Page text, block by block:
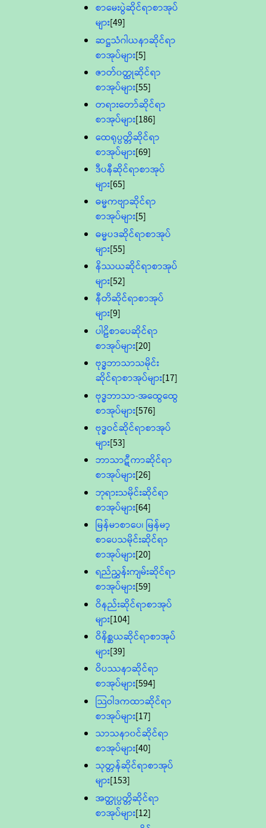
စာမေးပွဲဆိုင်ရာစာအုပ်
များ[49]
ဆဋ္ဌသံဂါယနာဆိုင်ရာ
စာအုပ်များ[5]
ဇာတ်၀တ္ထုဆိုင်ရာ
စာအုပ်များ[55]
တရားတော်ဆိုင်ရာ
စာအုပ်များ[186]
ထေရုပ္ပတ္တိဆိုင်ရာ
စာအုပ်များ[69]
ဒီပနီဆိုင်ရာစာအုပ်
များ[65]
ဓမ္မကဗျာဆိုင်ရာ
စာအုပ်များ[5]
ဓမ္မပဒဆိုင်ရာစာအုပ်
များ[55]
နိဿယဆိုင်ရာစာအုပ်
များ[52]
နီတိဆိုင်ရာစာအုပ်
များ[9]
ပါဠိစာပေဆိုင်ရာ
စာအုပ်များ[20]
ဗုဒ္ဓဘာသာသမိုင်း
ဆိုင်ရာစာအုပ်များ[17]
ဗုဒ္ဓဘာသာ-အထွေထွေ
စာအုပ်များ[576]
ဗုဒ္ဓဝင်ဆိုင်ရာစာအုပ်
များ[53]
ဘာသာဋီကာဆိုင်ရာ
စာအုပ်များ[26]
ဘုရားသမိုင်းဆိုင်ရာ
စာအုပ်များ[64]
မြန်မာစာပေ၊ မြန်မာ့
စာပေသမိုင်းဆိုင်ရာ
စာအုပ်များ[20]
ရည်ညွှန်းကျမ်းဆိုင်ရာ
စာအုပ်များ[59]
ဝိနည်းဆိုင်ရာစာအုပ်
များ[104]
ဝိနိစ္ဆယဆိုင်ရာစာအုပ်
များ[39]
ဝိပဿနာဆိုင်ရာ
စာအုပ်များ[594]
သြဝါဒကထာဆိုင်ရာ
စာအုပ်များ[17]
သာသနာ၀င်ဆိုင်ရာ
စာအုပ်များ[40]
သုတ္တန်ဆိုင်ရာစာအုပ်
များ[153]
အတ္ထုပ္ပတ္တိဆိုင်ရာ
စာအုပ်များ[12]